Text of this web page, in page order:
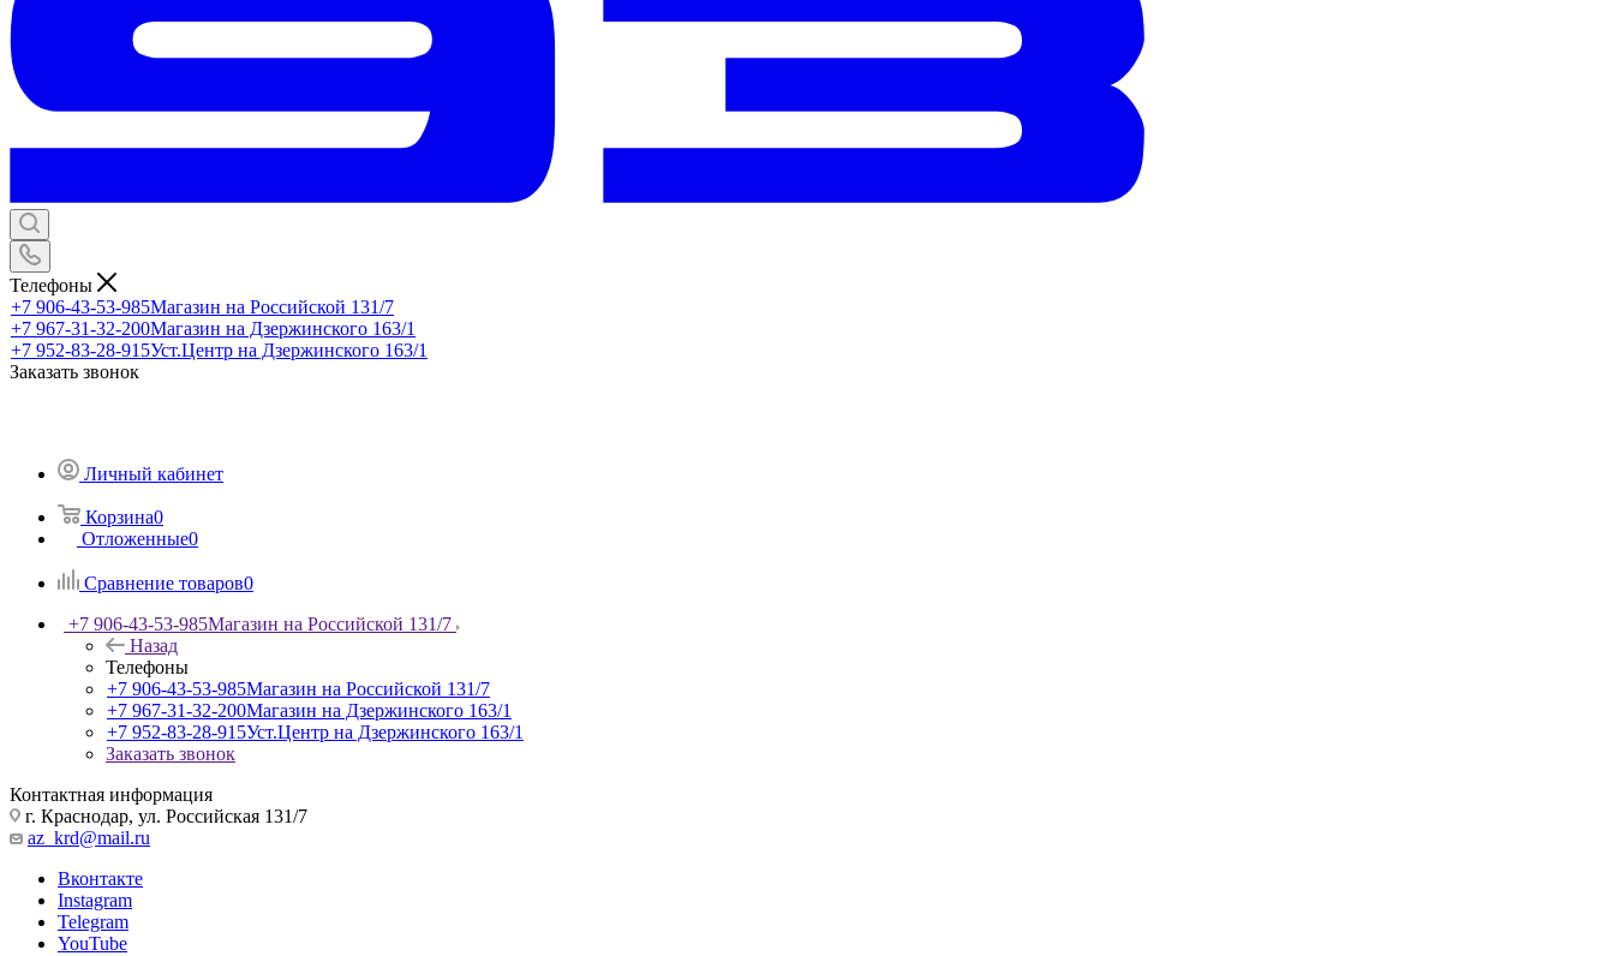
Телефоны
+7 906-43-53-985Магазин на Российской 131/7
+7 967-31-32-200Магазин на Дзержинского 163/1
+7 952-83-28-915Уст.Центр на Дзержинского 163/1
Заказать звонок
Личный кабинет
Корзина0
Отложенные0
Сравнение товаров0
+7 906-43-53-985Магазин на Российской 131/7
Назад
Телефоны
+7 906-43-53-985Магазин на Российской 131/7
+7 967-31-32-200Магазин на Дзержинского 163/1
+7 952-83-28-915Уст.Центр на Дзержинского 163/1
Заказать звонок
Контактная информация
г. Краснодар, ул. Российская 131/7
az_krd@mail.ru
Вконтакте
Instagram
Telegram
YouTube